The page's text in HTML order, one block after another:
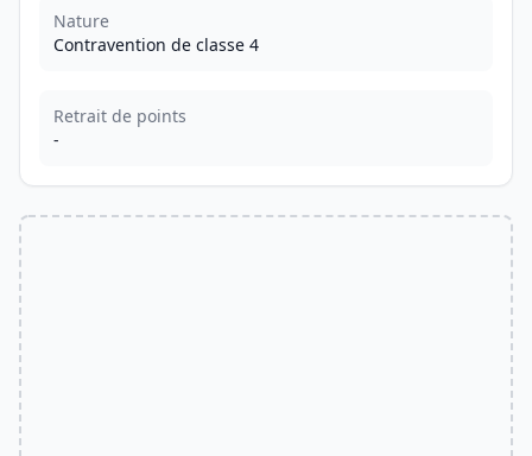
Nature
Contravention de classe 4
Retrait de points
-